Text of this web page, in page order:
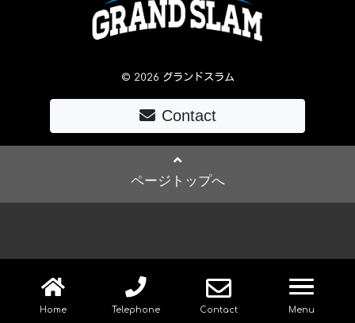
Home Telephone Contact Menu
© 2026 グランドスラム
Contact
ページトップへ